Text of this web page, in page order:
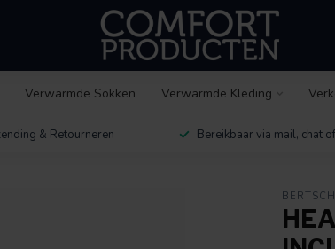
Verwarmde Sokken Verwarmde Kleding
& Retourneren Bereikbaar via mail, chat